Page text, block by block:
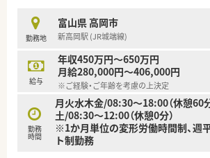
があるのも特徴です
勤務地
富山県 高岡市
新高岡駅 (JR城端線)
給与
年収450万円～650万円
月給280,000円～406,000円
※ご経験・ご年齢を考慮の上決定
勤務
時間
月火水木金/08:30〜18:00（休憩60分
土/08:30〜12:00（休憩0分）
※1か月単位の変形労働時間制、週
ト制勤務